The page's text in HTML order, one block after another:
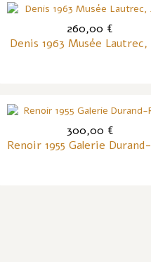
260,00 €
Denis 1963 Musée Lautrec,
300,00 €
Renoir 1955 Galerie